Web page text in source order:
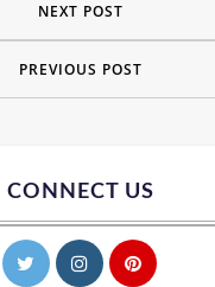
NEXT POST
PREVIOUS POST
CONNECT US